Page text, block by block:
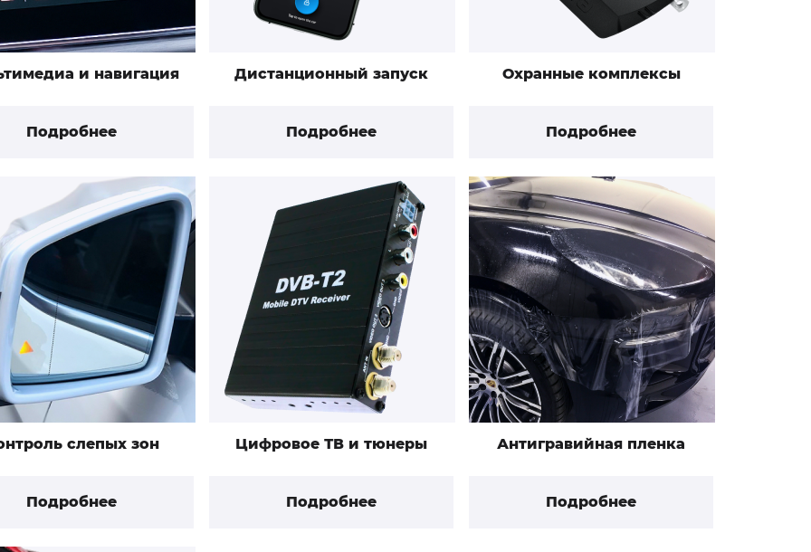
и навигация
Подробнее
Дистанционный запуск
Подробнее
Охранные комплексы
Подробнее
слепых зон
Подробнее
Цифровое ТВ и тюнеры
Подробнее
Антигравийная пленка
Подробнее